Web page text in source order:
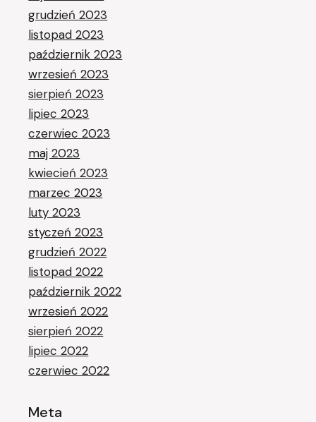
grudzień 2023
listopad 2023
październik 2023
wrzesień 2023
sierpień 2023
lipiec 2023
czerwiec 2023
maj 2023
kwiecień 2023
marzec 2023
luty 2023
styczeń 2023
grudzień 2022
listopad 2022
październik 2022
wrzesień 2022
sierpień 2022
lipiec 2022
czerwiec 2022
Meta